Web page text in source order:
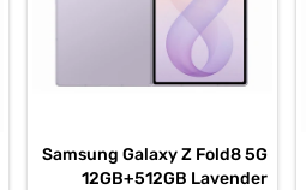
Samsung Galaxy Z Fold8 5G
12GB+512GB Lavender